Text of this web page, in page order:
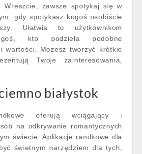
zawsze spotykaj się w
gdy spotykasz kogoś osobiście
Ułatwia to użytkownikom
kto podziela podobne
wartości. Możesz tworzyć krótkie
Twoje zainteresowania,
białystok
oferują wciągający i
na odkrywanie romantycznych
świecie. Aplikacje randkowe dla
świetnym narzędziem dla tych,